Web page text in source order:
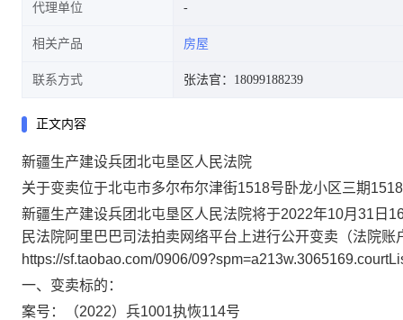
代理单位
相关产品 房屋
联系方式 张法官：18099188239
正文内容
新疆生产建设兵团北屯垦区人民法院
关于变卖位于北屯市多尔布尔津街1518号卧龙小区三期
新疆生产建设兵团北屯垦区人民法院将于2022年10月31日
民法院阿里巴巴司法拍卖网络平台上进行公开变卖（法院
https://sf.taobao.com/0906/
一、变卖标的：
案号：（2022）兵1001执恢114号